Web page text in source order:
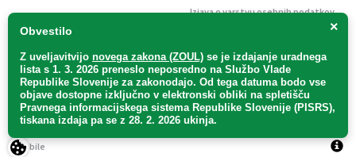
×
Obvestilo
Z uveljavitvijo novega zakona (ZOUL) se je izdajanje uradnega
lista s 1. 3. 2026 preneslo neposredno na Službo Vlade
Republike Slovenije za zakonodajo. Od tega datuma bodo vse
objave dostopne izključno v elektronski obliki na spletišču
Pravnega informacijskega sistema Republike Slovenije (PISRS),
tiskana izdaja pa se z 28. 2. 2026 ukinja.
Izjava o varstvu osebnih podatkov
Uradni list d. o. o. – v likvidaciji / Vse pravice pridržane.
2Mobile